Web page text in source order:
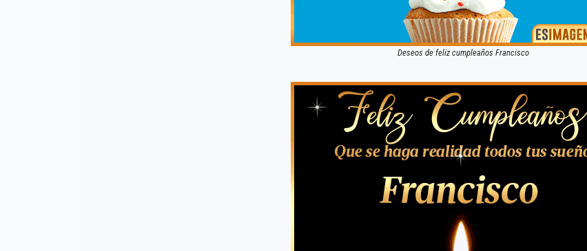
Deseos de feliz cumpleaños Francisco